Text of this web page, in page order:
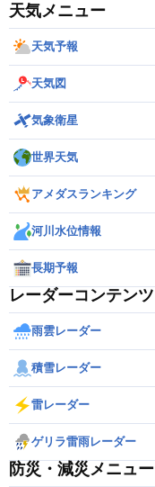
天気メニュー
天気予報
天気図
気象衛星
世界天気
アメダスランキング
河川水位情報
長期予報
レーダーコンテンツ
雨雲レーダー
積雪レーダー
雷レーダー
ゲリラ雷雨レーダー
防災・減災メニュー